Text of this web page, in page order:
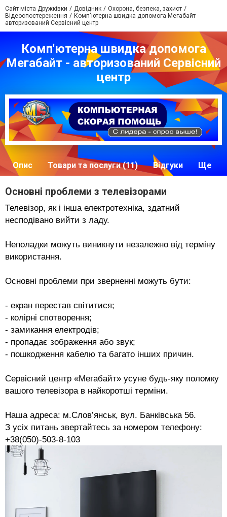
Сайт міста Дружківки Довідник
Охорона, безпека, захист
Відеоспостереження
Комп'ютерна швидка допомога Мегабайт -
авторизований Сервісний центр
Комп'ютерна швидка допомога
Мегабайт - авторизований Сервісний
центр
Опис Товари та послуги (11) Відгуки Ще
Основні проблеми з телевізорами
Телевізор, як і інша електротехніка, здатний
несподівано вийти з ладу.
Неполадки можуть виникнути незалежно від терміну
використання.
Основні проблеми при зверненні можуть бути:
- екран перестав світитися;
- колірні спотворення;
- замикання електродів;
- пропадає зображення або звук;
- пошкодження кабелю та багато інших причин.
Сервісний центр «Мегабайт» усуне будь-яку поломку
вашого телевізора в найкоротші терміни.
Наша адреса: м.Слов’янськ, вул. Банківська 56.
З усіх питань звертайтесь за номером телефону:
+38(050)-503-8-103